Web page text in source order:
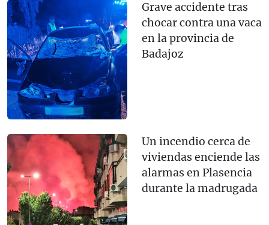
Grave accidente tras
chocar contra una vaca
en la provincia de
Badajoz
Un incendio cerca de
viviendas enciende las
alarmas en Plasencia
durante la madrugada